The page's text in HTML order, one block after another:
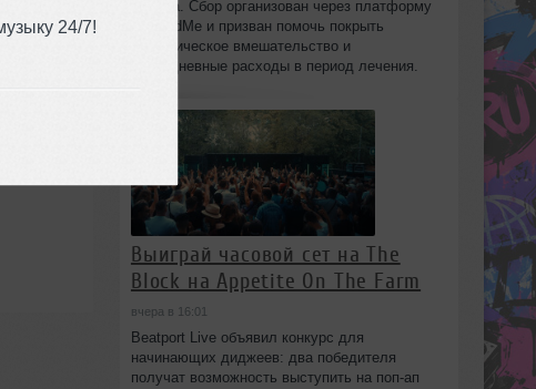
24/7!
от рака. Сбор организован через платформу
GoFundMe и призван помочь покрыть
хирургическое вмешательство и
повседневные расходы в период лечения.
Выиграй часовой сет на The
Block на Appetite On The Farm
вчера в 16:01
Beatport Live объявил конкурс для
начинающих диджеев: два победителя
получат возможность выступить на поп‑ап